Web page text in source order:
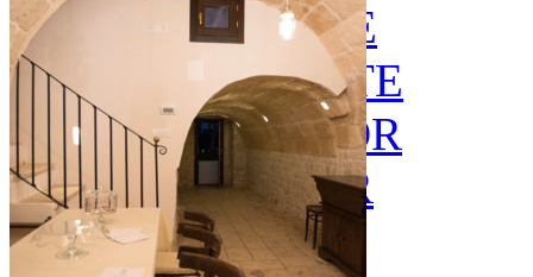
GOLD SUITE
GREEN SUITE
BLUE JUNIOR
RED JUNIOR
ESPERIENZE